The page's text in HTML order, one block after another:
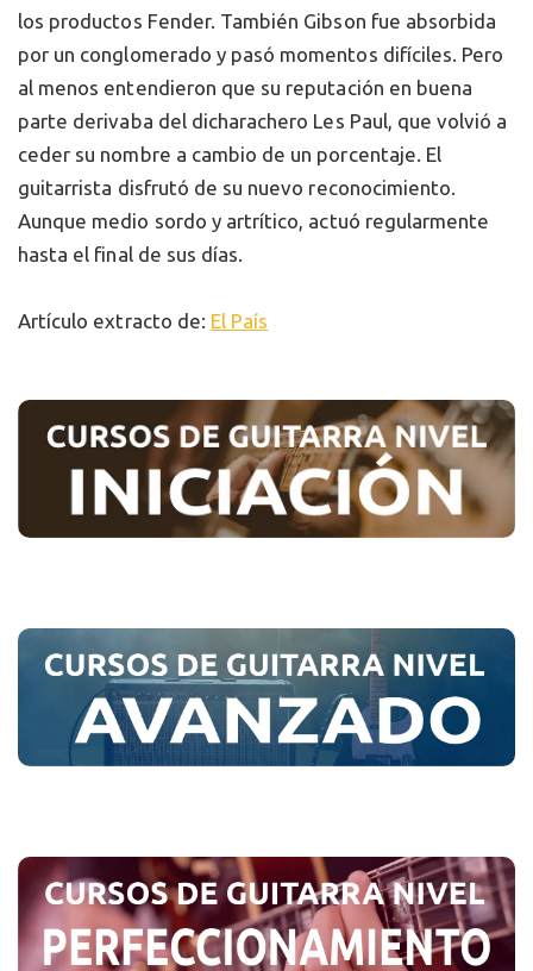
los productos Fender. También Gibson fue absorbida
por un conglomerado y pasó momentos difíciles. Pero
al menos entendieron que su reputación en buena
parte derivaba del dicharachero Les Paul, que volvió a
ceder su nombre a cambio de un porcentaje. El
guitarrista disfrutó de su nuevo reconocimiento.
Aunque medio sordo y artrítico, actuó regularmente
hasta el final de sus días.
Artículo extracto de: El País